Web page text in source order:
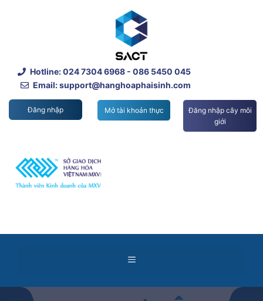
Hotline:024 7304 6968 - 086 5450 045
Email: support@hanghoaphaisinh.com
Đăng nhập Mở tài khoản thực
Đăng nhập cây môi
giới
Menu